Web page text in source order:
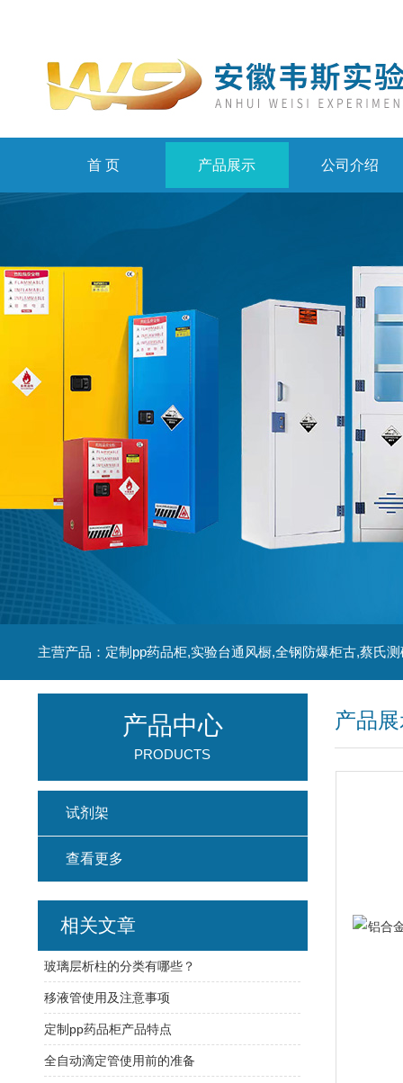
首 页 产品展示 公司介绍
主营产品：定制pp药品柜,实验台通风橱,全钢防爆柜古,蔡氏
产品
产品中心
PRODUCTS
试剂架
查看更多
相关文章
玻璃层析柱的分类有哪些？
移液管使用及注意事项
定制pp药品柜产品特点
全自动滴定管使用前的准备